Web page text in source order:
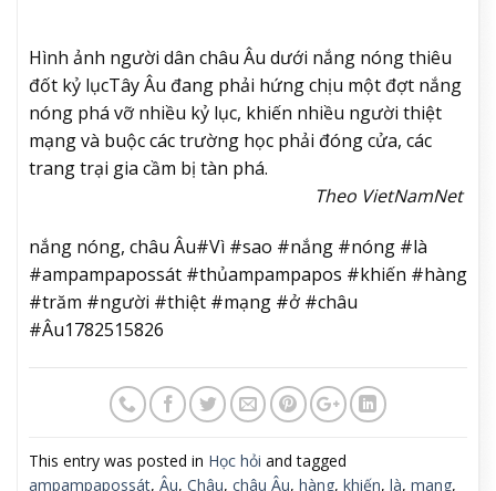
Hình ảnh người dân châu Âu dưới nắng nóng thiêu
đốt kỷ lụcTây Âu đang phải hứng chịu một đợt nắng
nóng phá vỡ nhiều kỷ lục, khiến nhiều người thiệt
mạng và buộc các trường học phải đóng cửa, các
trang trại gia cầm bị tàn phá.
Theo VietNamNet
nắng nóng, châu Âu#Vì #sao #nắng #nóng #là
#ampampapossát #thủampampapos #khiến #hàng
#trăm #người #thiệt #mạng #ở #châu
#Âu1782515826
This entry was posted in Học hỏi and tagged
ampampapossát, Âu, Châu, châu Âu, hàng, khiến, là, mang,